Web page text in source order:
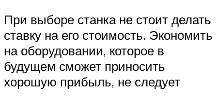
При выборе станка не стоит делать
ставку на его стоимость. Экономить
на оборудовании, которое в
будущем сможет приносить
хорошую прибыль, не следует